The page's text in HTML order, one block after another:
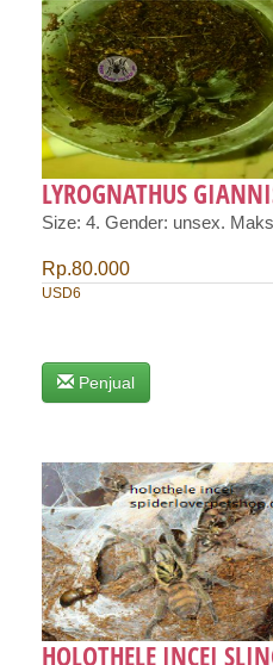
LYROGNATHUS
Size: 4. Gender: unsex.
Rp.80.000
USD6
Penjual
HOLOTHELE INCEI